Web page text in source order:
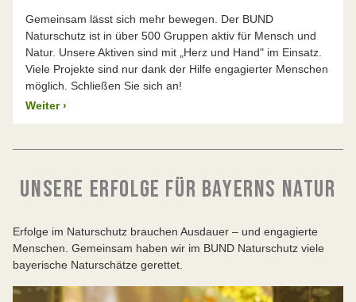
Gemeinsam lässt sich mehr bewegen. Der BUND
Naturschutz ist in über 500 Gruppen aktiv für Mensch und
Natur. Unsere Aktiven sind mit „Herz und Hand" im Einsatz.
Viele Projekte sind nur dank der Hilfe engagierter Menschen
möglich. Schließen Sie sich an!
Weiter ›
UNSERE ERFOLGE FÜR BAYERNS NATUR
Erfolge im Naturschutz brauchen Ausdauer – und engagierte
Menschen. Gemeinsam haben wir im BUND Naturschutz viele
bayerische Naturschätze gerettet.